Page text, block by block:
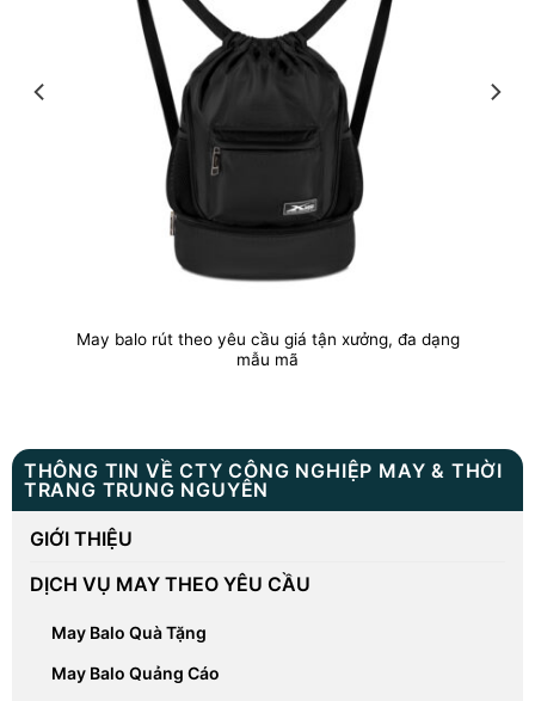
THÔNG TIN VỀ CTY CÔNG NGHIỆP MAY & THỜI
TRANG TRUNG NGUYÊN
GIỚI THIỆU
DỊCH VỤ MAY THEO YÊU CẦU
May Balo Quà Tặng
May Balo Quảng Cáo
May balo rút theo yêu cầu giá tận xưởng, đa dạng
mẫu mã